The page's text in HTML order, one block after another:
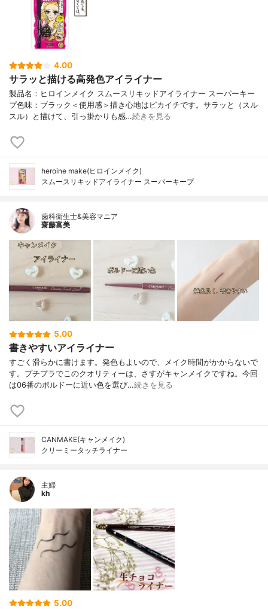
4.00
サラッと描ける高発色アイライナー
製品名：ヒロインメイク スムースリキッドアイライナー スーパーキー
プ色味：ブラック＜使用感＞描き心地はピカイチです。サラッと（スル
スル）と描けて、引っ掛かりも感…続きを見る
heroine make(ヒロインメイク)
スムースリキッドアイライナー スーパーキープ
歯科衛生士&美容マニア
齋藤富美
5.00
書きやすいアイライナー
すごく滑らかに書けます。発色もよいので、メイク時間がかからないで
す。プチプラでこのクオリティーは、さすがキャンメイクですね。今回
は06番のボルドーに近い色を選び…続きを見る
CANMAKE(キャンメイク)
クリーミータッチライナー
主婦
kh
5.00